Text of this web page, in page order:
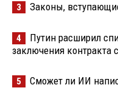
3 Законы,
4
Путин расширил
заключения контракта
5 Сможет ли ИИ